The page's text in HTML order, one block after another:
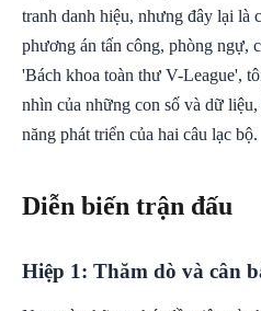
tranh danh hiệu, nhưng đây lại là
phương án tấn công, phòng ngự,
'Bách khoa toàn thư V-League',
nhìn của những con số và dữ
năng phát triển của hai câu lạc bộ.
Diễn biến trận đấu
Hiệp 1: Thăm dò và cân